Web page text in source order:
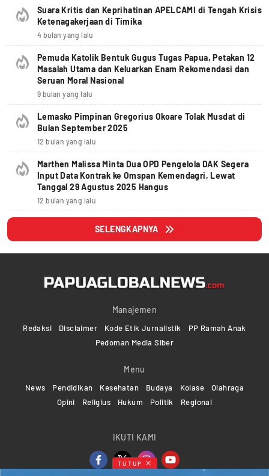
Suara Kritis dan Keprihatinan APELCAMI di Tengah Krisis
Ketenagakerjaan di Timika
4 bulan yang lalu
Pemuda Katolik Bentuk Gugus Tugas Papua, Petakan 12
Masalah Utama dan Keluarkan Enam Rekomendasi dan
Seruan Moral Nasional
9 bulan yang lalu
Lemasko Pimpinan Gregorius Okoare Tolak Musdat di
Bulan September 2025
12 bulan yang lalu
Marthen Malissa Minta Dua OPD Pengelola DAK Segera
Input Data Kontrak ke Omspan Kemendagri, Lewat
Tanggal 29 Agustus 2025 Hangus
12 bulan yang lalu
SELENGKAPNYA
Manajemen
Redaksi Disclaimer Kode Etik Jurnalistik
PP Ramah Anak
Pedoman Media Siber
Menu
News Pendidikan Kesehatan Budaya Kolase
Olahraga
Opini
Religius Hukum Politik Regional
IKUTI KAMI
TUTUP